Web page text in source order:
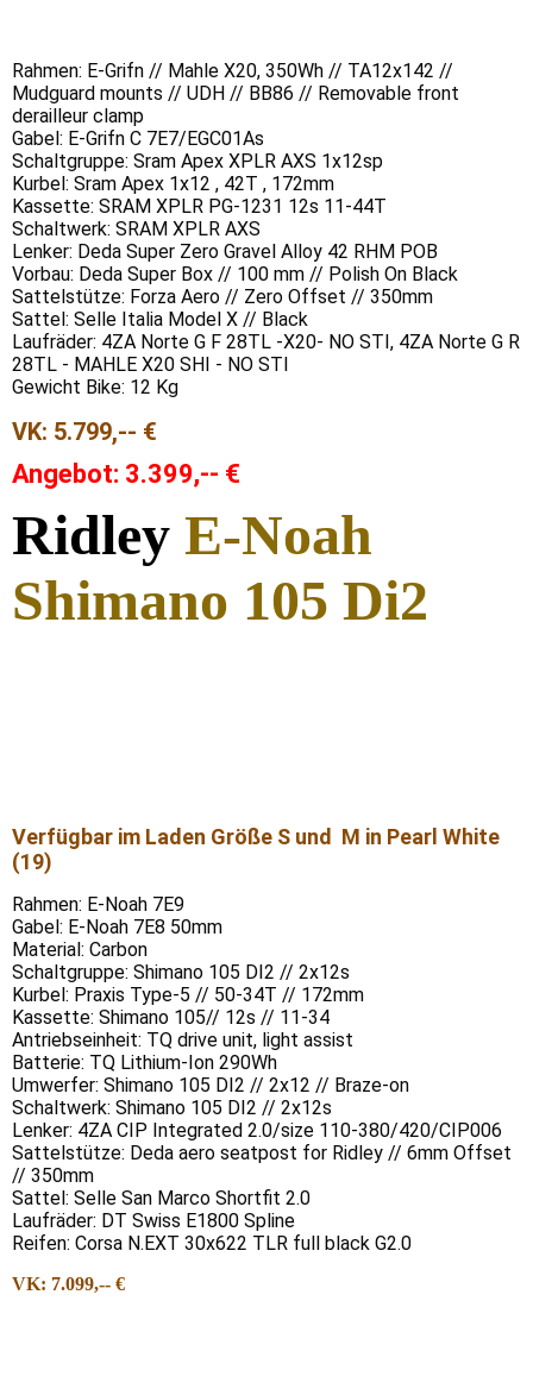
Rahmen: E-Grifn // Mahle X20, 350Wh // TA12x142 //
Mudguard mounts // UDH // BB86 // Removable front
derailleur clamp
Gabel: E-Grifn C 7E7/EGC01As
Schaltgruppe: Sram Apex XPLR AXS 1x12sp
Kurbel: Sram Apex 1x12 , 42T , 172mm
Kassette: SRAM XPLR PG-1231 12s 11-44T
Schaltwerk: SRAM XPLR AXS
Lenker: Deda Super Zero Gravel Alloy 42 RHM POB
Vorbau: Deda Super Box // 100 mm // Polish On Black
Sattelstütze: Forza Aero // Zero Offset // 350mm
Sattel: Selle Italia Model X // Black
Laufräder: 4ZA Norte G F 28TL -X20- NO STI, 4ZA Norte G R
28TL - MAHLE X20 SHI - NO STI
Gewicht Bike: 12 Kg
VK: 5.799,-- €
Angebot: 3.399,-- €
Ridley E-Noah
Shimano 105 Di2
Verfügbar im Laden Größe S und M in Pearl White
(19)
Rahmen: E-Noah 7E9
Gabel: E-Noah 7E8 50mm
Material: Carbon
Schaltgruppe: Shimano 105 DI2 // 2x12s
Kurbel: Praxis Type-5 // 50-34T // 172mm
Kassette: Shimano 105// 12s // 11-34
Antriebseinheit: TQ drive unit, light assist
Batterie: TQ Lithium-Ion 290Wh
Umwerfer: Shimano 105 DI2 // 2x12 // Braze-on
Schaltwerk: Shimano 105 DI2 // 2x12s
Lenker: 4ZA CIP Integrated 2.0/size 110-380/420/CIP006
Sattelstütze: Deda aero seatpost for Ridley // 6mm Offset
// 350mm
Sattel: Selle San Marco Shortfit 2.0
Laufräder: DT Swiss E1800 Spline
Reifen: Corsa N.EXT 30x622 TLR full black G2.0
VK: 7.099,-- €